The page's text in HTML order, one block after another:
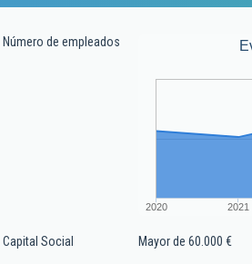
Número de empleados
2020 2021
Capital Social Mayor de 60.000 €